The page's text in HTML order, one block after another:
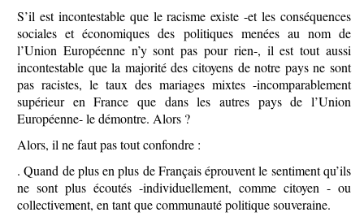
S’il est incontestable que le racisme existe -et les conséquences
sociales et économiques des politiques menées au nom de
l’Union Européenne n’y sont pas pour rien-, il est tout aussi
incontestable que la majorité des citoyens de notre pays ne sont
pas racistes, le taux des mariages mixtes -incomparablement
supérieur en France que dans les autres pays de l’Union
Européenne- le démontre. Alors ?
Alors, il ne faut pas tout confondre :
. Quand de plus en plus de Français éprouvent le sentiment qu’ils
ne sont plus écoutés -individuellement, comme citoyen - ou
collectivement, en tant que communauté politique souveraine.